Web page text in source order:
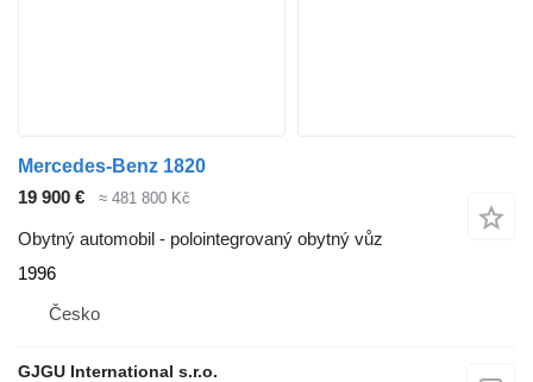
Mercedes-Benz 1820
19 900 €
≈ 481 800 Kč
Obytný automobil - polointegrovaný obytný vůz
1996
Česko
GJGU International s.r.o.